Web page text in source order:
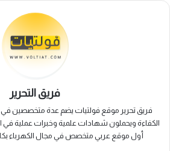
فريق التحرير
فريق تحرير موقع فولتيات يضم عدة متخصصين في
الكفاءة ويحملون شهادات علمية وخبرات عملية في
أول موقع عربي متخصص في مجال الكهرباء